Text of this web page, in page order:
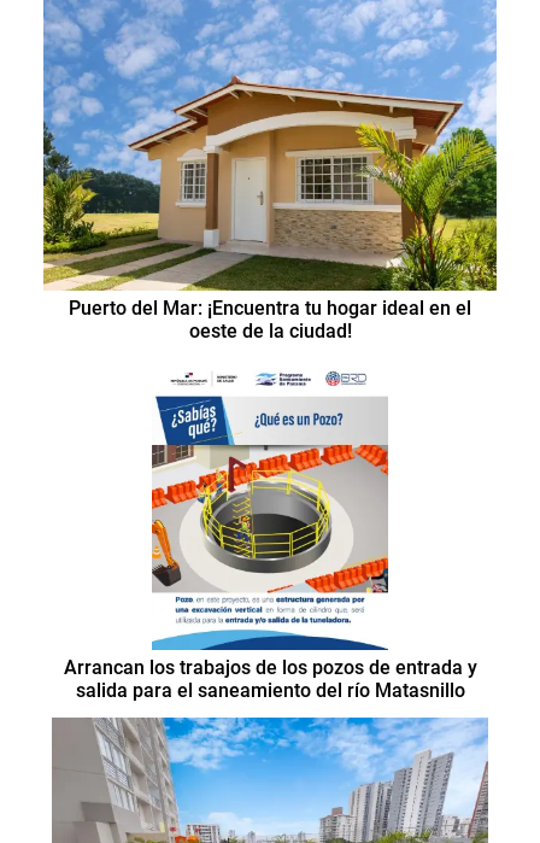
Puerto del Mar: ¡Encuentra tu hogar ideal en el
oeste de la ciudad!
Arrancan los trabajos de los pozos de entrada y
salida para el saneamiento del río Matasnillo